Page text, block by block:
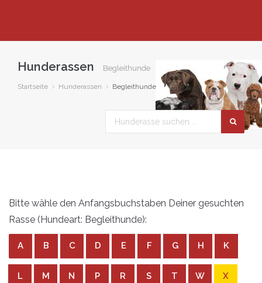
Hunderassen Begleithunde
Startseite Hunderassen Begleithunde
Bitte wähle den Anfangsbuchstaben Deiner gesuchten
Rasse (Hundeart: Begleithunde):
A B C D E F G H K
L M N P R S T W X